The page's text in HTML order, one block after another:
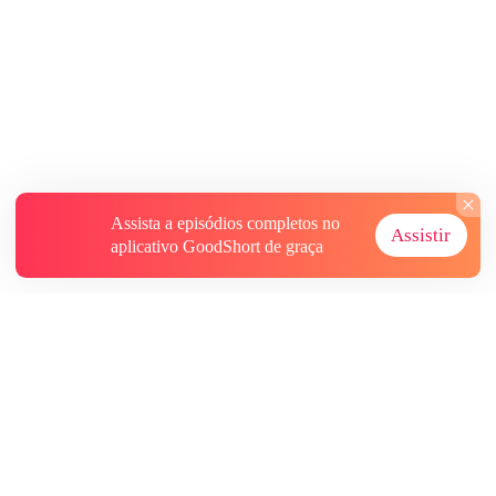
Assista a episódios completos no
aplicativo GoodShort de graça
Assistir